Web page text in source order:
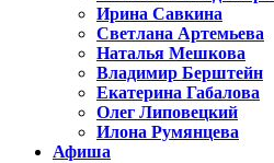
Ирина Савкина
Светлана Артемьева
Наталья Мешкова
Владимир Берштейн
Екатерина Габалова
Олег Липовецкий
Илона Румянцева
Афиша